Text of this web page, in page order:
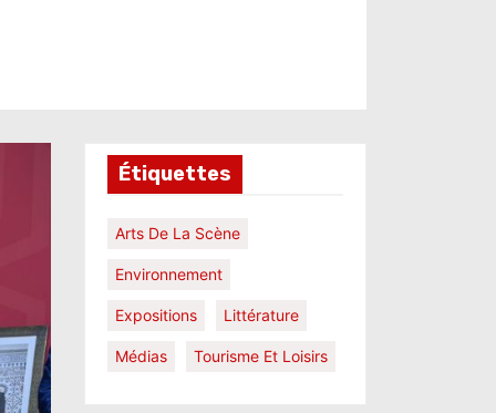
Étiquettes
Arts De La Scène
Environnement
Expositions Littérature
Médias Tourisme Et Loisirs